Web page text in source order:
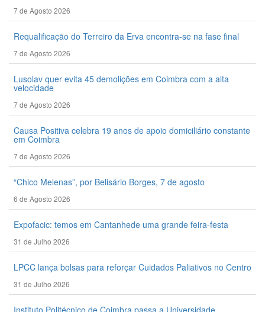
7 de Agosto 2026
Requalificação do Terreiro da Erva encontra-se na fase final
7 de Agosto 2026
Lusolav quer evita 45 demolições em Coimbra com a alta
velocidade
7 de Agosto 2026
Causa Positiva celebra 19 anos de apoio domiciliário constante
em Coimbra
7 de Agosto 2026
“Chico Melenas”, por Belisário Borges, 7 de agosto
6 de Agosto 2026
Expofacic: temos em Cantanhede uma grande feira-festa
31 de Julho 2026
LPCC lança bolsas para reforçar Cuidados Paliativos no Centro
31 de Julho 2026
Instituto Politécnico de Coimbra passa a Universidade